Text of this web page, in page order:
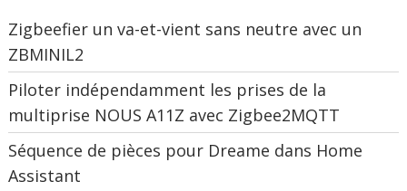
Zigbeefier un va-et-vient sans neutre avec un
ZBMINIL2
Piloter indépendamment les prises de la
multiprise NOUS A11Z avec Zigbee2MQTT
Séquence de pièces pour Dreame dans Home
Assistant